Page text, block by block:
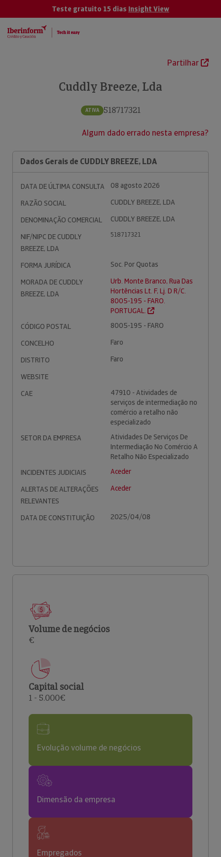
Teste gratuito 15 dias Insight View
Partilhar
Cuddly Breeze, Lda
ATIVA 518717321
Algum dado errado nesta empresa?
Dados Gerais de CUDDLY BREEZE, LDA
DATA DE ÚLTIMA CONSULTA
08 agosto 2026
RAZÃO SOCIAL
CUDDLY BREEZE, LDA
DENOMINAÇÃO COMERCIAL
CUDDLY BREEZE, LDA
NIF/NIPC DE CUDDLY
BREEZE, LDA
518717321
FORMA JURÍDICA
Soc. Por Quotas
MORADA DE CUDDLY
BREEZE, LDA
Urb. Monte Branco, Rua Das
Hortências Lt. F, Lj. D R/C.
8005-195 - FARO.
PORTUGAL.
CÓDIGO POSTAL
8005-195 - FARO
CONCELHO
Faro
DISTRITO
Faro
WEBSITE
CAE
47910 - Atividades de
serviços de intermediação no
comércio a retalho não
especializado
SETOR DA EMPRESA
Atividades De Serviços De
Intermediação No Comércio A
Retalho Não Especializado
INCIDENTES JUDICIAIS
Aceder
ALERTAS DE ALTERAÇÕES
RELEVANTES
Aceder
DATA DE CONSTITUIÇÃO 2025/04/08
Volume de negócios
€
Capital social
1 - 5.000€
Evolução volume de negócios
Dimensão da empresa
Empregados